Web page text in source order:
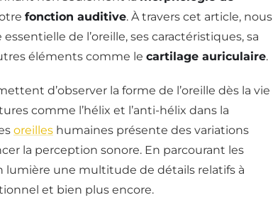
fonction auditive. À travers cet article, nous
de l’oreille, ses caractéristiques, sa
éléments comme le cartilage auriculaire.
d’observer la forme de l’oreille dès la vie
comme l’hélix et l’anti-hélix dans la
oreilles humaines présente des variations
la perception sonore. En parcourant les
une multitude de détails relatifs à
et bien plus encore.